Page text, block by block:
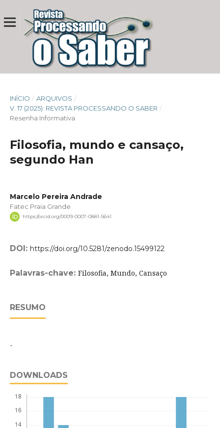
INÍCIO / ARQUIVOS /
V. 17 (2025): REVISTA PROCESSANDO O SABER /
Resenha Informativa
Filosofia, mundo e cansaço,
segundo Han
Marcelo Pereira Andrade
Fatec Praia Grande
https://orcid.org/0009-0007-0881-5641
DOI: https://doi.org/10.5281/zenodo.15499122
Palavras-chave: Filosofia, Mundo, Cansaço
RESUMO
-
DOWNLOADS